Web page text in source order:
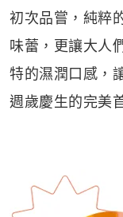
初次品嘗，純粹
味蕾，更讓大人
特的濕潤口感，
週歲慶生的完美